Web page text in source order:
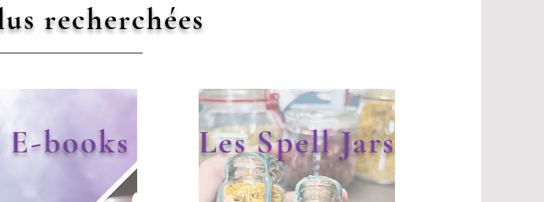
recherchées
E-books Les Spell Jars